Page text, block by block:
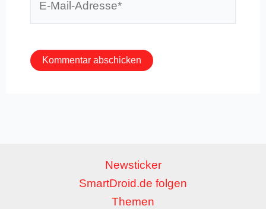
Newsticker
SmartDroid.de folgen
Themen